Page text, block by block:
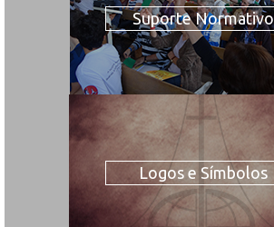
Suporte Normativo
Logos e Símbolos